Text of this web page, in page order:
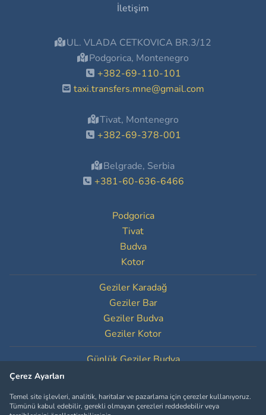
İletişim
UL. VLADA CETKOVICA BR.3/12
Podgorica, Montenegro
+382-69-110-101
taxi.transfers.mne@gmail.com
Tivat, Montenegro
+382-69-378-001
Belgrade, Serbia
+381-60-636-6466
Podgorica
Tivat
Budva
Kotor
Geziler Karadağ
Geziler Bar
Geziler Budva
Geziler Kotor
Günlük Geziler Budva
Çerez Ayarları
Çerez Ayarları
Temel site işlevleri, analitik, haritalar ve pazarlama için çerezler kullanıyoruz.
Tümünü kabul edebilir, gerekli olmayan çerezleri reddedebilir veya